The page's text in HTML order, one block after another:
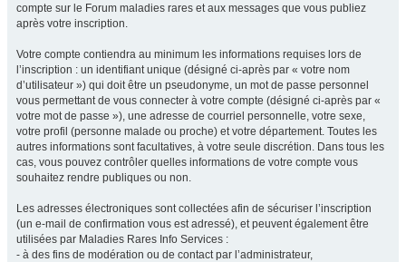
compte sur le Forum maladies rares et aux messages que vous publiez
après votre inscription.
Votre compte contiendra au minimum les informations requises lors de
l’inscription : un identifiant unique (désigné ci-après par « votre nom
d’utilisateur ») qui doit être un pseudonyme, un mot de passe personnel
vous permettant de vous connecter à votre compte (désigné ci-après par «
votre mot de passe »), une adresse de courriel personnelle, votre sexe,
votre profil (personne malade ou proche) et votre département. Toutes les
autres informations sont facultatives, à votre seule discrétion. Dans tous les
cas, vous pouvez contrôler quelles informations de votre compte vous
souhaitez rendre publiques ou non.
Les adresses électroniques sont collectées afin de sécuriser l’inscription
(un e-mail de confirmation vous est adressé), et peuvent également être
utilisées par Maladies Rares Info Services :
- à des fins de modération ou de contact par l’administrateur,